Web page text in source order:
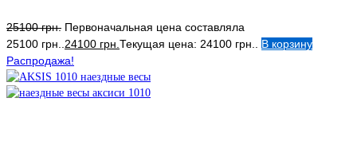
25100грн. Первоначальная цена составляла
25100 грн.. 24100 грн. Текущая цена: 24100 грн..
В корзину
Распродажа!